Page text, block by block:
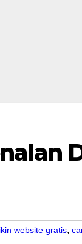
website gratis,